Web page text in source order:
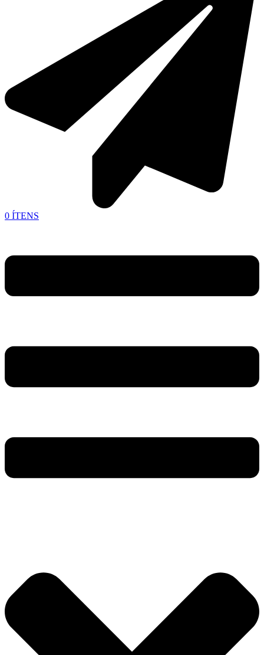
0 ÍTENS